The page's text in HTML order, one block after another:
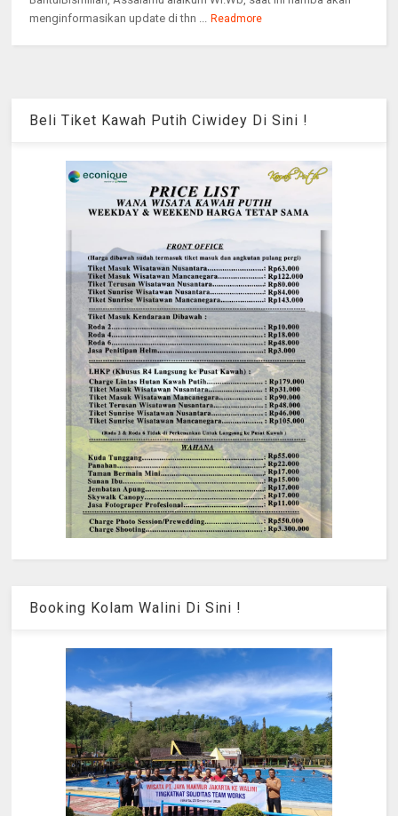
menginformasikan update di thn ... Readmore
Beli Tiket Kawah Putih Ciwidey Di Sini !
Booking Kolam Walini Di Sini !